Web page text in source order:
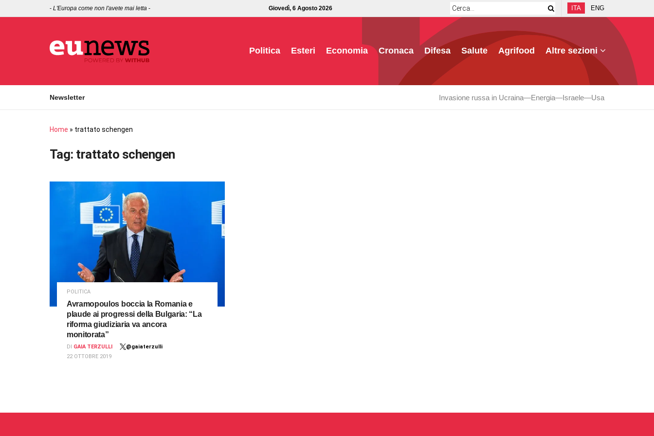
- L'Europa come non l'avete mai letta - Giovedì, 6 Agosto 2026 ITA ENG
Politica Esteri Economia Cronaca Difesa Salute Agrifood Altre sezioni
Newsletter Invasione russa in Ucraina Energia Israele Usa
Home » trattato schengen
Tag: trattato schengen
POLITICA
Avramopoulos boccia la Romania e
plaude ai progressi della Bulgaria: “La
riforma giudiziaria va ancora
monitorata”
DI GAIA TERZULLI
@gaiaterzulli
22 OTTOBRE 2019